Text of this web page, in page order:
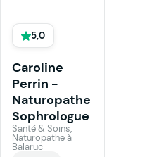
5,0
Caroline
Perrin -
Naturopathe
Sophrologue
Santé & Soins,
Naturopathe à
Balaruc